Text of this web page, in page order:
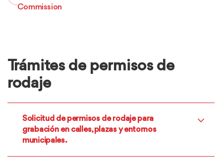
Commission
Trámites de permisos de
rodaje
Solicitud de permisos de rodaje para
grabación en calles, plazas y entornos
municipales.